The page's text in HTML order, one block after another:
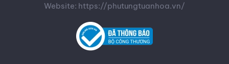
Website: https://phutungtuanhoa.vn/